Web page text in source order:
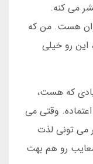
می کنه.
هست. من که
رو خیلی
که هست،
وقتی می
می تونی لذت
رو هم بهت